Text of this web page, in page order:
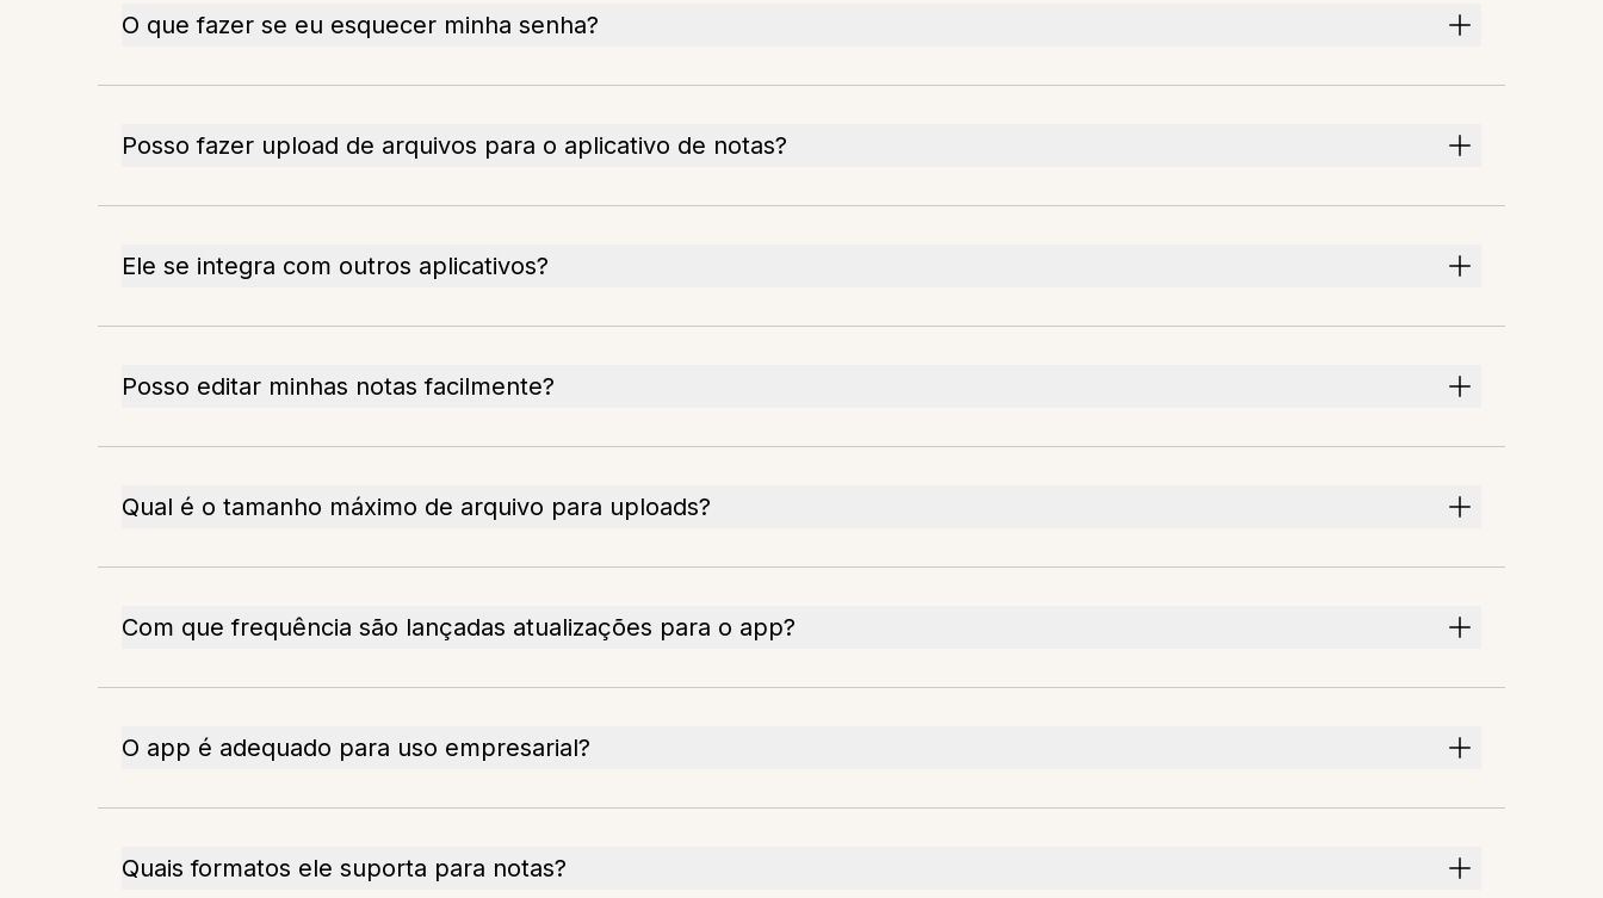
O que fazer se eu esquecer minha senha?
Posso fazer upload de arquivos para o aplicativo de notas?
Ele se integra com outros aplicativos?
Posso editar minhas notas facilmente?
Qual é o tamanho máximo de arquivo para uploads?
Com que frequência são lançadas atualizações para o app?
O app é adequado para uso empresarial?
Quais formatos ele suporta para notas?